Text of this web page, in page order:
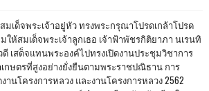
มเด็จพระเจ้าอยู่หัว ทรงพระกรุณาโปรดเกล้าโปรด
ให้สมเด็จพระเจ้าลูกเธอ เจ้าฟ้าพัชรกิติยาภา นเรนทิ
ดี เสด็จแทนพระองค์ไปทรงเปิดงานประชุมวิชาการ
ษตรที่สูงอย่างยั่งยืนตามพระราชปณิธาน การ
นโครงการหลวง และงานโครงการหลวง 2562